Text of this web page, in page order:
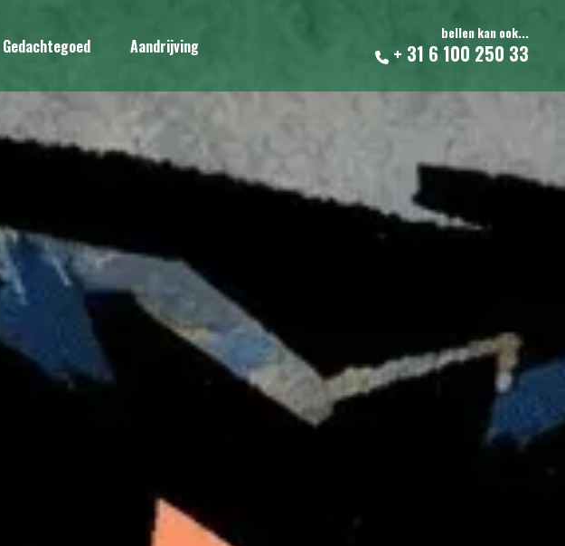
Gedachtegoed Aandrijving
bellen kan ook...
+ 31 6 100 250 33